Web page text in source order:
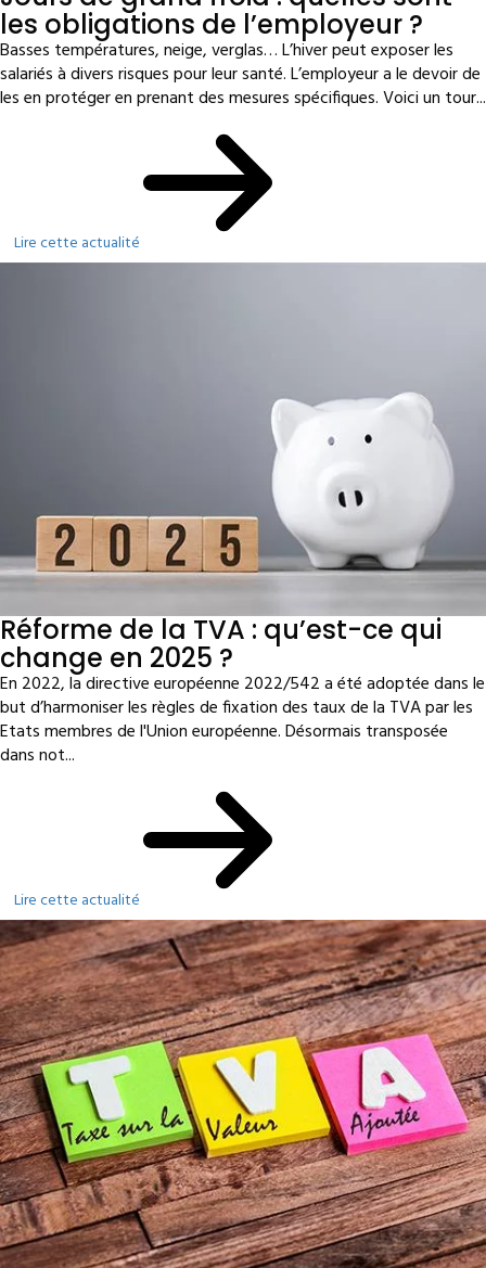
les obligations de l’employeur ?
Basses températures, neige, verglas… L’hiver peut exposer les
salariés à divers risques pour leur santé. L’employeur a le devoir de
les en protéger en prenant des mesures spécifiques. Voici un tour...
Lire cette actualité
Réforme de la TVA : qu’est-ce qui
change en 2025 ?
En 2022, la directive européenne 2022/542 a été adoptée dans le
but d’harmoniser les règles de fixation des taux de la TVA par les
Etats membres de l'Union européenne. Désormais transposée
dans not...
Lire cette actualité